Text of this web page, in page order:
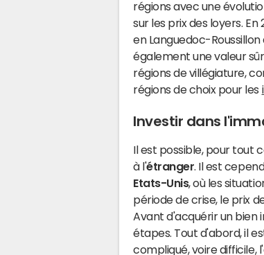
régions avec une
sur les prix des loyers.
en Languedoc-
également une valeur
régions de villégiature,
régions de choix pour les
Investir dans
Il est possible, pour tout
à l'étranger . Il est
Etats-Unis, où les
période de crise, le prix
Avant d'acquérir un bien
étapes. Tout d'abord, il
compliqué, voire difficile,